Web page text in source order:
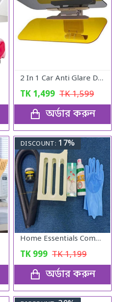
2 In 1 Car Anti Glare Day And Night Sun visor Mirrors
TK 1,499 TK1,599
অর্ডার করুন
DISCOUNT: 17%
Home Essentials Combo Pack
TK 999 TK1,199
অর্ডার করুন